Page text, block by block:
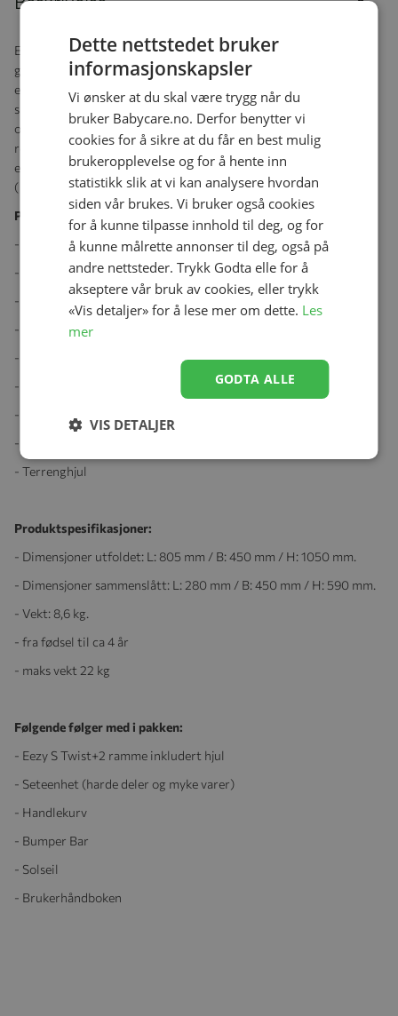
Eezy S Twist 2 er en allsidig urban barnevogn med en rekke
gjennomtenkte funksjoner som gjør turene til familien raskere,
enklere og morsommere. Ved hjelp av én hånd kan setet vris 360°,
slik at det blir en lek å bytte mellom at barnet ser mot forelderen
og fremover. Siden Eezy S Twist 2S er en del av SLine 4-i-1
reisesystem, kan den også brukes med en Cot S, en Cocoon S eller
et CYBEX spedbarnssete – ende større valgfrihet på turen videre.
( Selges separat)
Produktegenskaper:
- 360° foreldre- og frontvendt
- Kompakt Enhåndsfolding
- Ergonomisk liggende flat stilling
- Reisesystem
- XXL solseil
- Justerbar benstøtte
- Fjæring på fire hjul
- Integrert støtfangerstang og benstøtte
- Terrenghjul
Produktspesifikasjoner:
- Dimensjoner utfoldet: L: 805 mm / B: 450 mm / H: 1050 mm.
- Dimensjoner sammenslått: L: 280 mm / B: 450 mm / H: 590 mm.
- Vekt: 8,6 kg.
- fra fødsel til ca 4 år
- maks vekt 22 kg
Følgende følger med i pakken:
- Eezy S Twist+2 ramme inkludert hjul
- Seteenhet (harde deler og myke varer)
- Handlekurv
- Bumper Bar
- Solseil
- Brukerhåndboken
Dette nettstedet bruker
informasjonskapsler
Vi ønsker at du skal være trygg når du
bruker Babycare.no. Derfor benytter vi
cookies for å sikre at du får en best mulig
brukeropplevelse og for å hente inn
statistikk slik at vi kan analysere hvordan
siden vår brukes. Vi bruker også cookies
for å kunne tilpasse innhold til deg, og for
å kunne målrette annonser til deg, også på
andre nettsteder. Trykk Godta elle for å
akseptere vår bruk av cookies, eller trykk
«Vis detaljer» for å lese mer om dette. Les
mer
GODTA ALLE
VIS DETALJER